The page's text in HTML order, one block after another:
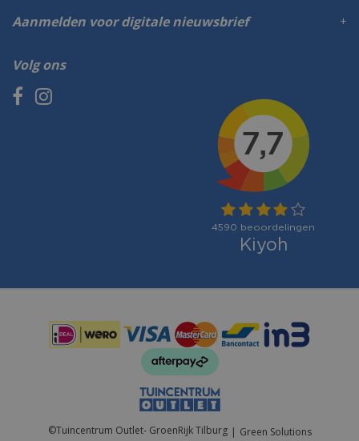
Volg ons
Aanmelden voor digitale nieuwsbrief
©Tuincentrum Outlet- GroenRijk Tilburg Green Solutions